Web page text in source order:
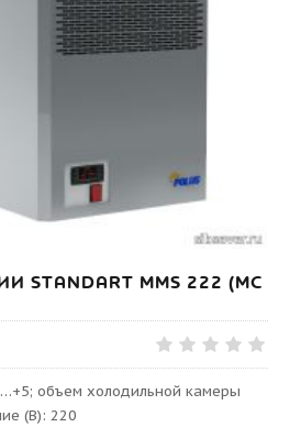
STANDART MMS 222 (МС
объем холодильной камеры
(В): 220